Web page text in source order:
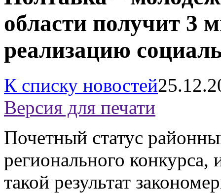
области получит 3
реализацию
К списку новостей
Версия для печати
Почетный статус
регионального
такой результат